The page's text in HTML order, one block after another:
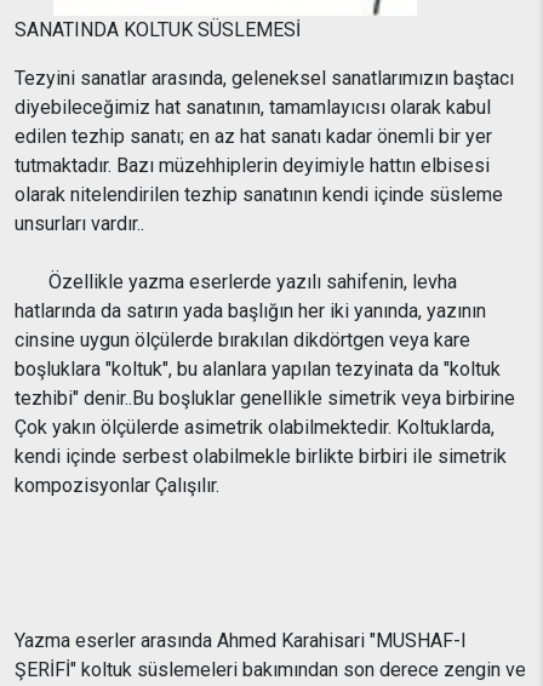
SANATINDA KOLTUK SÜSLEMESİ
Tezyini sanatlar arasında, geleneksel sanatlarımızın baştacı
diyebileceğimiz hat sanatının, tamamlayıcısı olarak kabul
edilen tezhip sanatı; en az hat sanatı kadar önemli bir yer
tutmaktadır. Bazı müzehhiplerin deyimiyle hattın elbisesi
olarak nitelendirilen tezhip sanatının kendi içinde süsleme
unsurları vardır..
Özellikle yazma eserlerde yazılı sahifenin, levha
hatlarında da satırın yada başlığın her iki yanında, yazının
cinsine uygun ölçülerde bırakılan dikdörtgen veya kare
boşluklara "koltuk", bu alanlara yapılan tezyinata da "koltuk
tezhibi" denir..Bu boşluklar genellikle simetrik veya birbirine
Çok yakın ölçülerde asimetrik olabilmektedir. Koltuklarda,
kendi içinde serbest olabilmekle birlikte birbiri ile simetrik
kompozisyonlar Çalışılır.
Yazma eserler arasında Ahmed Karahisari "MUSHAF-I
ŞERİFİ" koltuk süslemeleri bakımından son derece zengin ve